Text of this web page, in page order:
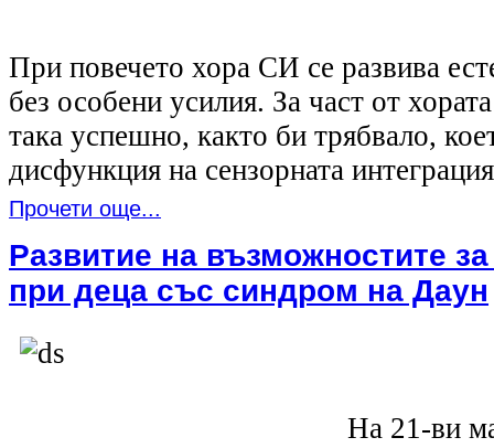
При повечето хора СИ се развива
без особени усилия. За част от
така успешно, както би трябвало,
дисфункция на сензорната
Прочети още...
Развитие на възможностите
при деца със синдром на Даун
На 21-ви